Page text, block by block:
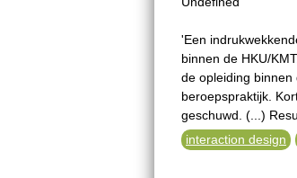
'Een
binnen de HKU/
de opleiding
beroepspraktijk.
geschuwd. (...)
interaction design